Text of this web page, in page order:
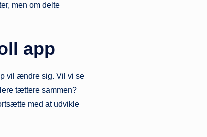
men om delte
app
vil ændre sig. Vil vi se
tættere sammen?
med at udvikle